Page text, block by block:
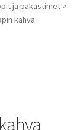
tason
ja pakastimet>
kahva